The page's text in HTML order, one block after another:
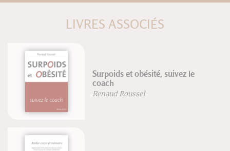
LIVRES ASSOCIÉS
Surpoids et obésité, suivez le
coach
Renaud Roussel